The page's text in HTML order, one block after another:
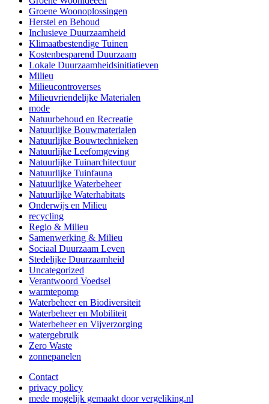
Groene Woonoplossingen
Herstel en Behoud
Inclusieve Duurzaamheid
Klimaatbestendige Tuinen
Kostenbesparend Duurzaam
Lokale Duurzaamheidsinitiatieven
Milieu
Milieucontroverses
Milieuvriendelijke Materialen
mode
Natuurbehoud en Recreatie
Natuurlijke Bouwmaterialen
Natuurlijke Bouwtechnieken
Natuurlijke Leefomgeving
Natuurlijke Tuinarchitectuur
Natuurlijke Tuinfauna
Natuurlijke Waterbeheer
Natuurlijke Waterhabitats
Onderwijs en Milieu
recycling
Regio & Milieu
Samenwerking & Milieu
Sociaal Duurzaam Leven
Stedelijke Duurzaamheid
Uncategorized
Verantwoord Voedsel
warmtepomp
Waterbeheer en Biodiversiteit
Waterbeheer en Mobiliteit
Waterbeheer en Vijverzorging
watergebruik
Zero Waste
zonnepanelen
Contact
privacy policy
mede mogelijk gemaakt door vergeliking.nl